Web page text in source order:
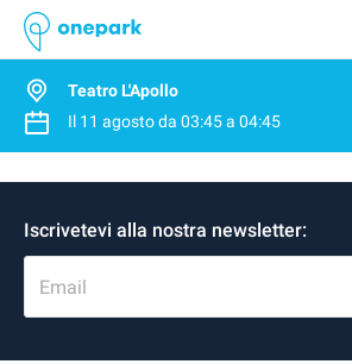
Teatro L'Apollo
Il 11 agostoda 03:45a 04:45
Iscrivetevi alla nostra newsletter:
Email